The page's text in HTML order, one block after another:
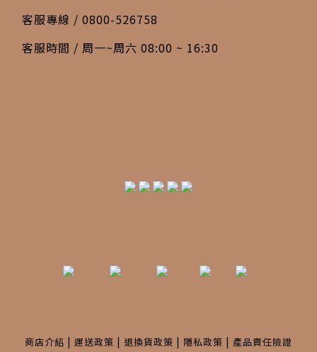
客服專線 / 0800-526758
客服時間 / 周一~周六 08:00 ~ 16:30
商店介紹 | 運送政策 | 退換貨政策 | 隱私政策 | 產品責任險證